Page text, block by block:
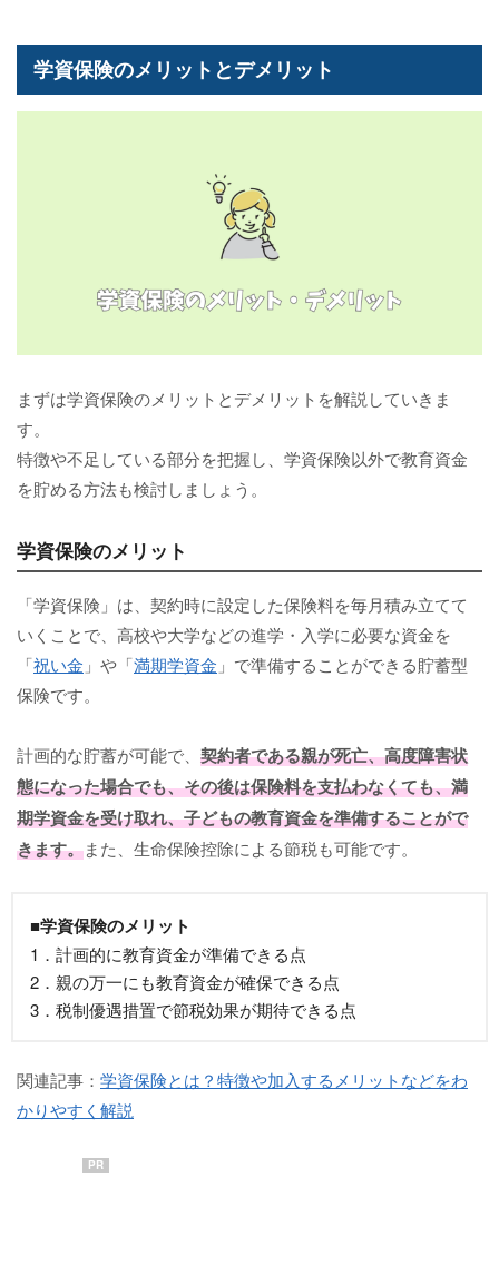
学資保険のメリットとデメリット
まずは学資保険のメリットとデメリットを解説していきま
す。
特徴や不足している部分を把握し、学資保険以外で教育資金
を貯める方法も検討しましょう。
学資保険のメリット
「学資保険」は、契約時に設定した保険料を毎月積み立てて
いくことで、高校や大学などの進学・入学に必要な資金を
「祝い金 」や「満期学資金 」で準備することができる貯蓄型
保険です。
計画的な貯蓄が可能で、 契約者である親が死亡、高度障害状
態になった場合でも、その後は保険料を支払わなくても、満
期学資金を受け取れ、子どもの教育資金を準備することがで
きます。また、生命保険控除による節税も可能です。
■学資保険のメリット
1．計画的に教育資金が準備できる点
2．親の万一にも教育資金が確保できる点
3．税制優遇措置で節税効果が期待できる点
関連記事： 学資保険とは？特徴や加入するメリットなどをわ
かりやすく解説
PR